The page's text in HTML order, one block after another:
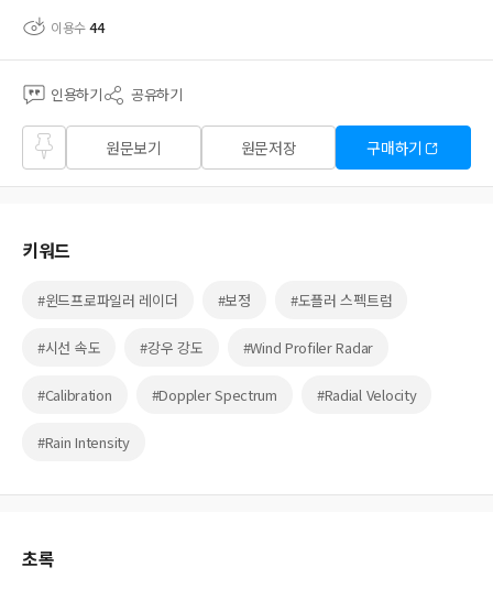
이용수44
인용하기 공유하기
즐겨
찾기
원문보기 원문저장 구매하기
키워드
#윈드프로파일러 레이더 #보정 #도플러 스펙트럼
#시선 속도 #강우 강도 #Wind Profiler Radar
#Calibration #Doppler Spectrum #Radial Velocity
#Rain Intensity
초록